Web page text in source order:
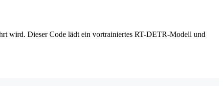
wird. Dieser Code lädt ein vortrainiertes RT-DETR-Modell und